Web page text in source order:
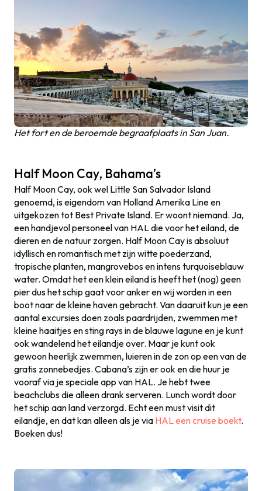
Het fort en de beroemde begraafplaats in San Juan.
Half Moon Cay, Bahama’s
Half Moon Cay, ook wel Little San Salvador Island
genoemd, is eigendom van Holland Amerika Line en
uitgekozen tot Best Private Island. Er woont niemand. Ja,
een handjevol personeel van HAL die voor het eiland, de
dieren en de natuur zorgen. Half Moon Cay is absoluut
idyllisch en romantisch met zijn witte poederzand,
tropische planten, mangrovebos en intens turquoiseblauw
water. Omdat het een klein eiland is heeft het (nog) geen
pier dus het schip gaat voor anker en wij worden in een
boot naar de kleine haven gebracht. Van daaruit kun je een
aantal excursies doen zoals paardrijden, zwemmen met
kleine haaitjes en sting rays in de blauwe lagune en je kunt
ook wandelend het eilandje over. Maar je kunt ook
gewoon heerlijk zwemmen, luieren in de zon op een van de
gratis zonnebedjes. Cabana’s zijn er ook en die huur je
vooraf via je speciale app van HAL. Je hebt twee
beachclubs die alleen drank serveren. Lunch wordt door
het schip aan land verzorgd. Echt een must visit dit
eilandje, en dat kan alleen als je via HAL een cruise boekt.
Boeken dus!